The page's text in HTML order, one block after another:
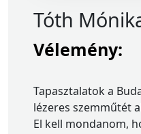
Tóth
Vélemény:
Tapasztalatok a
lézeres szemműtét
El kell mondanom,